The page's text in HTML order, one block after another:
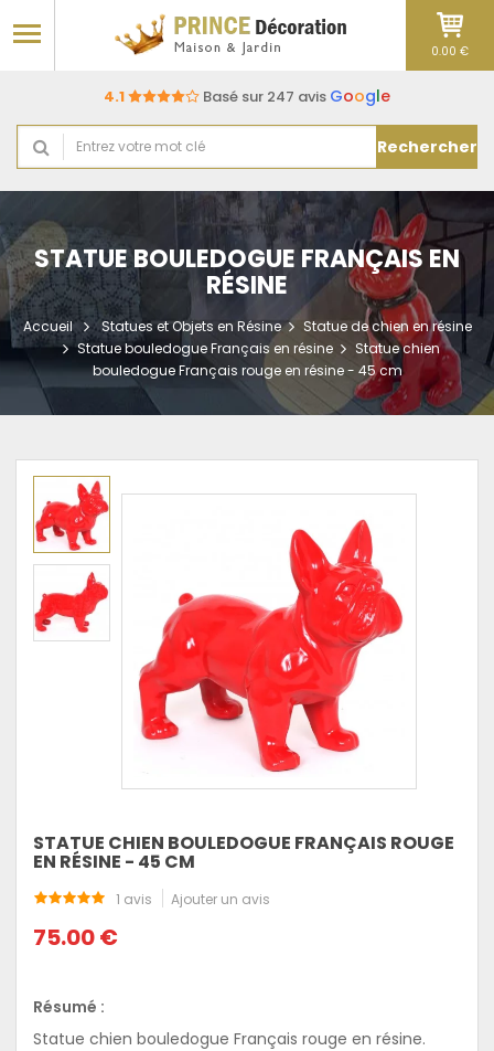
4.1 Basé sur 247 avis Google
Rechercher
0.00 €
STATUE BOULEDOGUE FRANÇAIS EN
RÉSINE
Accueil Statues et Objets en Résine
Statue de chien en résine
Statue bouledogue Français en résine
Statue chien
bouledogue Français rouge en résine - 45 cm
STATUE CHIEN BOULEDOGUE FRANÇAIS ROUGE
EN RÉSINE - 45 CM
1 avis Ajouter un avis
75.00 €
Résumé :
Statue chien bouledogue Français rouge en résine.